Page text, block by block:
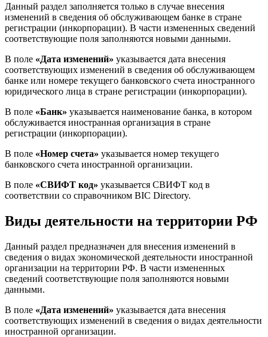
Данный раздел заполняется только в случае внесения
изменений в сведения об обслуживающем банке в стране
регистрации (инкорпорации). В части измененных сведений
соответствующие поля заполняются новыми данными.
В поле «Дата изменений» указывается дата внесения
соответствующих изменений в сведения об обслуживающем
банке или номере текущего банковского счета иностранного
юридического лица в стране регистрации (инкорпорации).
В поле «Банк» указывается наименование банка, в котором
обслуживается иностранная организация в стране
регистрации (инкорпорации).
В поле «Номер счета» указывается номер текущего
банковского счета иностранной организации.
В поле «СВИФТ код» указывается СВИФТ код в
соответствии со справочником BIC Directory.
Виды деятельности на территории РФ
Данный раздел предназначен для внесения изменений в
сведения о видах экономической деятельности иностранной
организации на территории РФ. В части измененных
сведений соответствующие поля заполняются новыми
данными.
В поле «Дата изменений» указывается дата внесения
соответствующих изменений в сведения о видах деятельности
иностранной организации.